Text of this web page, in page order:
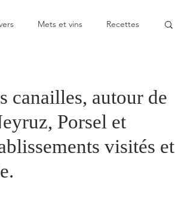
Mets et vins Recettes
Semie-gastronomique
canailles, autour de
Porsel et
visités et